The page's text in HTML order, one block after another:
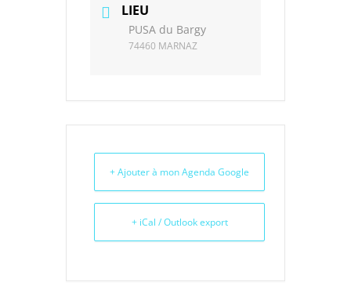
LIEU
PUSA du Bargy
74460 MARNAZ
+ Ajouter à mon Agenda Google
+ iCal / Outlook export